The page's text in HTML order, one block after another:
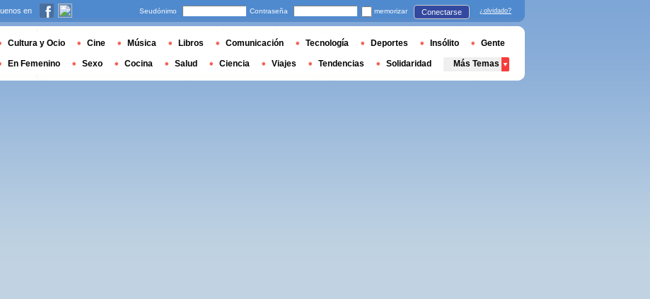
en Seudónimo Contraseña memorizar Conectarse ¿olvidado?
Cultura y Ocio Cine Música Libros Comunicación Tecnología Deportes Insólito Gente
En Femenino Sexo Cocina Salud Ciencia Viajes Tendencias Solidaridad Más Temas